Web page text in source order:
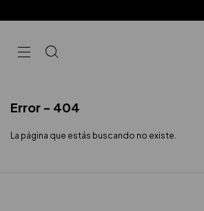
Error - 404
La página que estás buscando no existe.